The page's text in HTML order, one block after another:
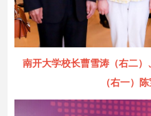
南开大学校长曹雪涛（右二
（右一）